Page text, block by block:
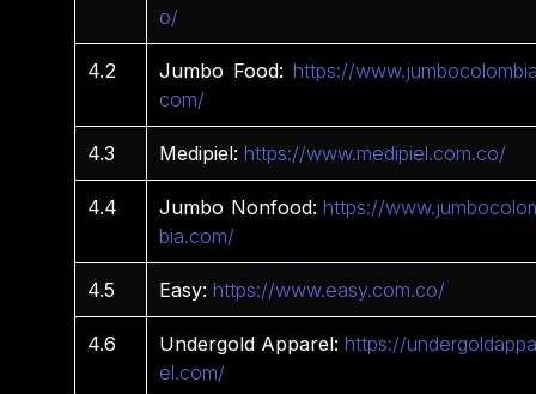
o/
4.2 Jumbo Food: https://
com/
4.3 Medipiel: https://www.medipiel.com.co/
4.4 Jumbo Nonfood: https://
bia.com/
4.5 Easy: https://www.easy.com.co/
4.6 Undergold Apparel: https://
el.com/